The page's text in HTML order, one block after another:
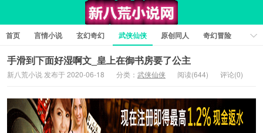
首页 言情小说 玄幻奇幻 武侠仙侠 原创同人
奇幻冒险
女性向小说
女生同人 情色工口 推理悬疑
日系小说
军事历史
短篇小说 科幻未来 经典文学 耽美小说
手滑到下面好湿啊文_皇上在御书房要了公主
新八荒小说 发布于 2020-06-18 分类： 武侠仙侠 阅读(644) 评论(0)